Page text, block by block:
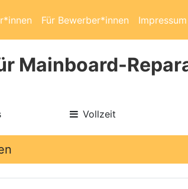
Für Bewerber*innen Impressum
Mainboard-
Vollzeit